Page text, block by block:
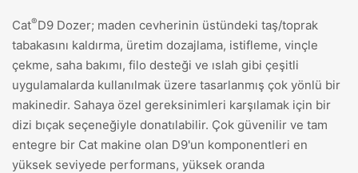
Cat®D9 Dozer; maden cevherinin üstündeki taş/toprak
tabakasını kaldırma, üretim dozajlama, istifleme, vinçle
çekme, saha bakımı, filo desteği ve ıslah gibi çeşitli
uygulamalarda kullanılmak üzere tasarlanmış çok yönlü bir
makinedir. Sahaya özel gereksinimleri karşılamak için bir
dizi bıçak seçeneğiyle donatılabilir. Çok güvenilir ve tam
entegre bir Cat makine olan D9'un komponentleri en
yüksek seviyede performans, yüksek oranda